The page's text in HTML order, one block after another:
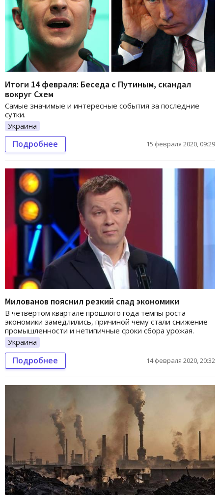
Итоги 14 февраля: Беседа с Путиным, скандал
вокруг Схем
Самые значимые и интересные события за последние
сутки.
Украина
Подробнее 15 февраля 2020, 09:29
Милованов пояснил резкий спад экономики
В четвертом квартале прошлого года темпы роста
экономики замедлились, причиной чему стали снижение
промышленности и нетипичные сроки сбора урожая.
Украина
Подробнее 14 февраля 2020, 20:32